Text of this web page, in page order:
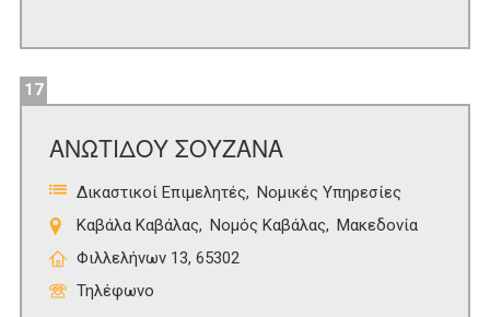
17
ΑΝΩΤΙΔΟΥ ΣΟΥΖΑΝΑ
Δικαστικοί Επιμελητές
Νομικές Υπηρεσίες
Καβάλα Καβάλας
Νομός Καβάλας
Μακεδονία
Φιλλελήνων 13, 65302
Τηλέφωνο